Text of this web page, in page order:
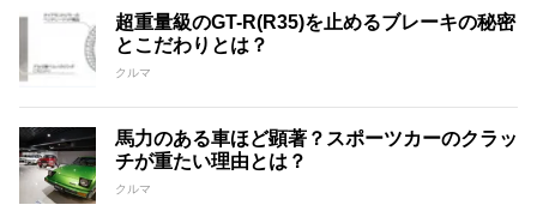
超重量級のGT-R(R35)を止めるブレーキの秘密
とこだわりとは？
クルマ
馬力のある車ほど顕著？スポーツカーのクラッ
チが重たい理由とは？
クルマ